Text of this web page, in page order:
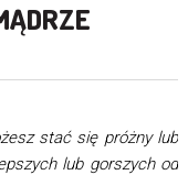
stać się próżny lub
lub gorszych od